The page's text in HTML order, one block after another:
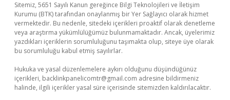
Sitemiz, 5651 Sayılı Kanun gereğince Bilgi Teknolojileri ve İletişim
Kurumu (BTK) tarafından onaylanmış bir Yer Sağlayıcı olarak hizmet
vermektedir. Bu nedenle, sitedeki içerikleri proaktif olarak denetleme
veya araştırma yükümlülüğümüz bulunmamaktadır. Ancak, üyelerimiz
yazdıkları içeriklerin sorumluluğunu taşımakta olup, siteye üye olarak
bu sorumluluğu kabul etmiş sayılırlar.
Hukuka ve yasal düzenlemelere aykırı olduğunu düşündüğünüz
içerikleri, backlinkpanelicomtr@gmail.com adresine bildirmeniz
halinde, ilgili içerikler yasal süre içerisinde sitemizden kaldırılacaktır.